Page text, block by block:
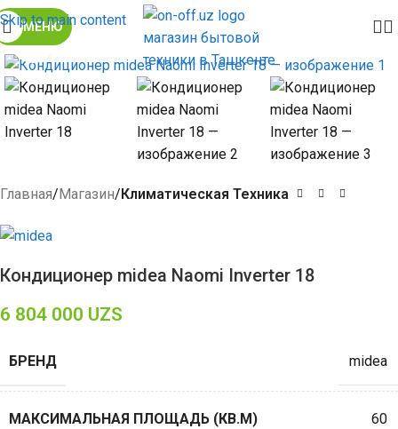
Skip to main content
МЕНЮ
Click to enlarge
Главная Магазин Климатическая Техника
Кондиционер midea Naomi Inverter 18
6 804 000 UZS
БРЕНД midea
МАКСИМАЛЬНАЯ ПЛОЩАДЬ (КВ.М) 60